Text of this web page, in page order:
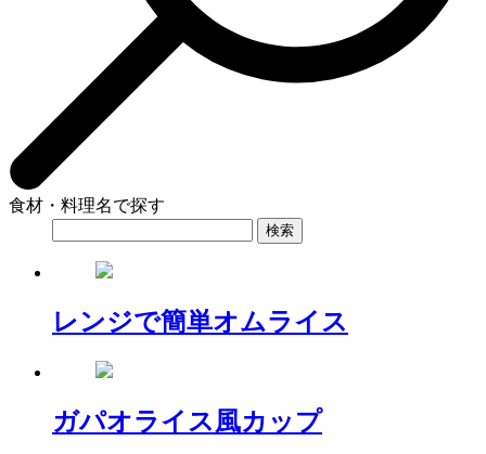
食材・料理名で探す
レンジで簡単オムライス
ガパオライス風カップ